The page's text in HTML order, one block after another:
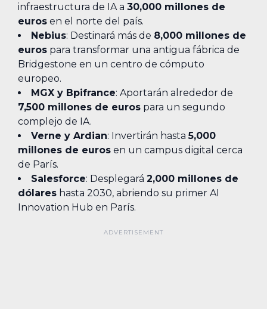
infraestructura de IA a 30,000 millones de
euros en el norte del país.
Nebius: Destinará más de 8,000 millones de
euros para transformar una antigua fábrica de
Bridgestone en un centro de cómputo
europeo.
MGX y Bpifrance: Aportarán alrededor de
7,500 millones de euros para un segundo
complejo de IA.
Verne y Ardian: Invertirán hasta5,000
millones de euros en un campus digital cerca
de París.
Salesforce: Desplegará 2,000 millones de
dólares hasta 2030, abriendo su primer AI
Innovation Hub en París.